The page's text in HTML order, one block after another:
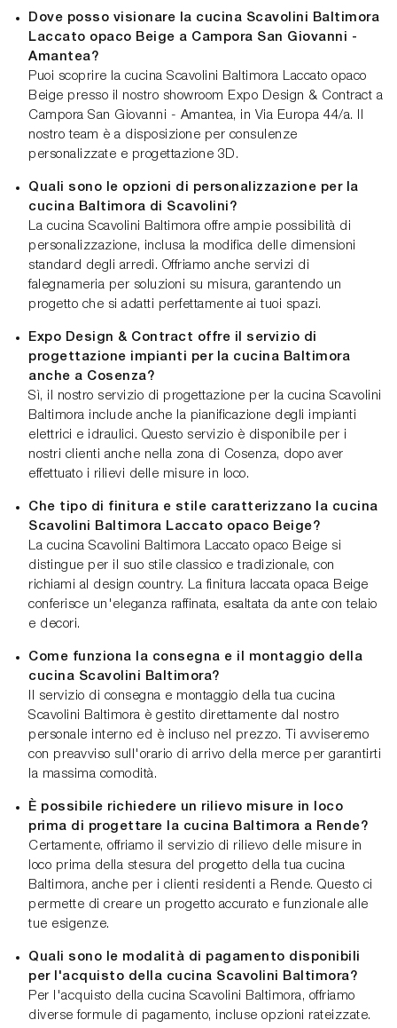
Dove posso visionare la cucina Scavolini Baltimora
Laccato opaco Beige a Campora San Giovanni -
Amantea?
Puoi scoprire la cucina Scavolini Baltimora Laccato opaco
Beige presso il nostro showroom Expo Design & Contract a
Campora San Giovanni - Amantea, in Via Europa 44/a. Il
nostro team è a disposizione per consulenze
personalizzate e progettazione 3D.
Quali sono le opzioni di personalizzazione per la
cucina Baltimora di Scavolini?
La cucina Scavolini Baltimora offre ampie possibilità di
personalizzazione, inclusa la modifica delle dimensioni
standard degli arredi. Offriamo anche servizi di
falegnameria per soluzioni su misura, garantendo un
progetto che si adatti perfettamente ai tuoi spazi.
Expo Design & Contract offre il servizio di
progettazione impianti per la cucina Baltimora
anche a Cosenza?
Sì, il nostro servizio di progettazione per la cucina Scavolini
Baltimora include anche la pianificazione degli impianti
elettrici e idraulici. Questo servizio è disponibile per i
nostri clienti anche nella zona di Cosenza, dopo aver
effettuato i rilievi delle misure in loco.
Che tipo di finitura e stile caratterizzano la cucina
Scavolini Baltimora Laccato opaco Beige?
La cucina Scavolini Baltimora Laccato opaco Beige si
distingue per il suo stile classico e tradizionale, con
richiami al design country. La finitura laccata opaca Beige
conferisce un'eleganza raffinata, esaltata da ante con telaio
e decori.
Come funziona la consegna e il montaggio della
cucina Scavolini Baltimora?
Il servizio di consegna e montaggio della tua cucina
Scavolini Baltimora è gestito direttamente dal nostro
personale interno ed è incluso nel prezzo. Ti avviseremo
con preavviso sull'orario di arrivo della merce per garantirti
la massima comodità.
È possibile richiedere un rilievo misure in loco
prima di progettare la cucina Baltimora a Rende?
Certamente, offriamo il servizio di rilievo delle misure in
loco prima della stesura del progetto della tua cucina
Baltimora, anche per i clienti residenti a Rende. Questo ci
permette di creare un progetto accurato e funzionale alle
tue esigenze.
Quali sono le modalità di pagamento disponibili
per l'acquisto della cucina Scavolini Baltimora?
Per l'acquisto della cucina Scavolini Baltimora, offriamo
diverse formule di pagamento, incluse opzioni rateizzate.